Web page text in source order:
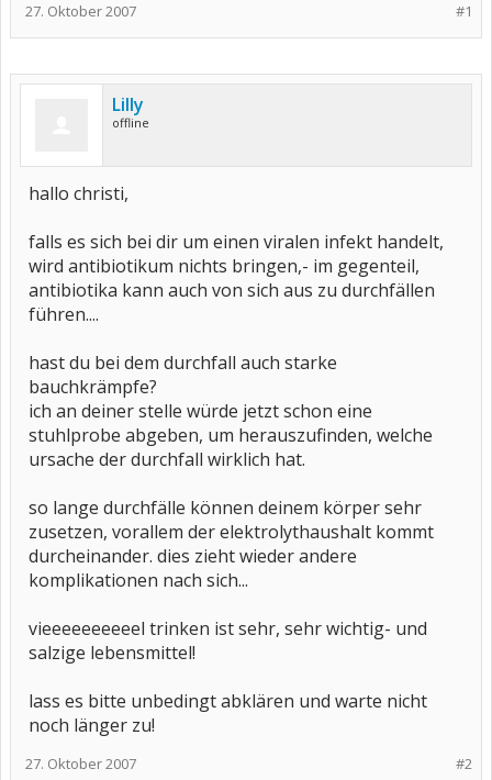
#1
27. Oktober 2007
Lilly
offline
hallo christi,
falls es sich bei dir um einen viralen infekt handelt,
wird antibiotikum nichts bringen,- im gegenteil,
antibiotika kann auch von sich aus zu durchfällen
führen....
hast du bei dem durchfall auch starke
bauchkrämpfe?
ich an deiner stelle würde jetzt schon eine
stuhlprobe abgeben, um herauszufinden, welche
ursache der durchfall wirklich hat.
so lange durchfälle können deinem körper sehr
zusetzen, vorallem der elektrolythaushalt kommt
durcheinander. dies zieht wieder andere
komplikationen nach sich...
vieeeeeeeeeel trinken ist sehr, sehr wichtig- und
salzige lebensmittel!
lass es bitte unbedingt abklären und warte nicht
noch länger zu!
#2
27. Oktober 2007